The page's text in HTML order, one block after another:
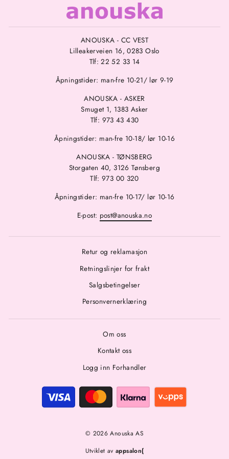
ANOUSKA - CC VEST
Lilleakerveien 16, 0283 Oslo
Tlf: 22 52 33 14
Åpningstider: man-fre 10-21/ lør 9-19
ANOUSKA - ASKER
Smuget 1, 1383 Asker
Tlf: 973 43 430
Åpningstider: man-fre 10-18/ lør 10-16
ANOUSKA - TØNSBERG
Storgaten 40, 3126 Tønsberg
Tlf: 973 00 320
Åpningstider: man-fre 10-17/ lør 10-16
E-post: post@anouska.no
Retur og reklamasjon
Retningslinjer for frakt
Salgsbetingelser
Personvernerklæring
Om oss
Kontakt oss
Logg inn Forhandler
© 2026 Anouska AS
Utviklet avappsalon{